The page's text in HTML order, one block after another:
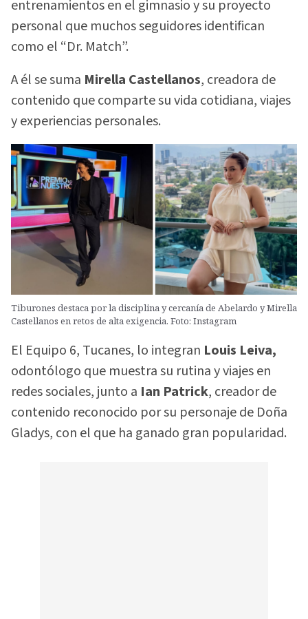
entrenamientos en el gimnasio y su proyecto
personal que muchos seguidores identifican
como el “Dr. Match”.
A él se suma Mirella Castellanos, creadora de
contenido que comparte su vida cotidiana, viajes
y experiencias personales.
Tiburones destaca por la disciplina y cercanía de Abelardo y Mirella
Castellanos en retos de alta exigencia. Foto: Instagram
El Equipo 6, Tucanes, lo integran Louis Leiva,
odontólogo que muestra su rutina y viajes en
redes sociales, junto a Ian Patrick, creador de
contenido reconocido por su personaje de Doña
Gladys, con el que ha ganado gran popularidad.